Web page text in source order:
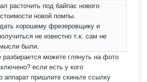
расточить под байпас нового
новой помпы.
хорошему фрезеровщику и
не известно т.к. сам не
были.
можете глянуть на фото
если есть у кого
аппарат пришлите скиньте ссылку